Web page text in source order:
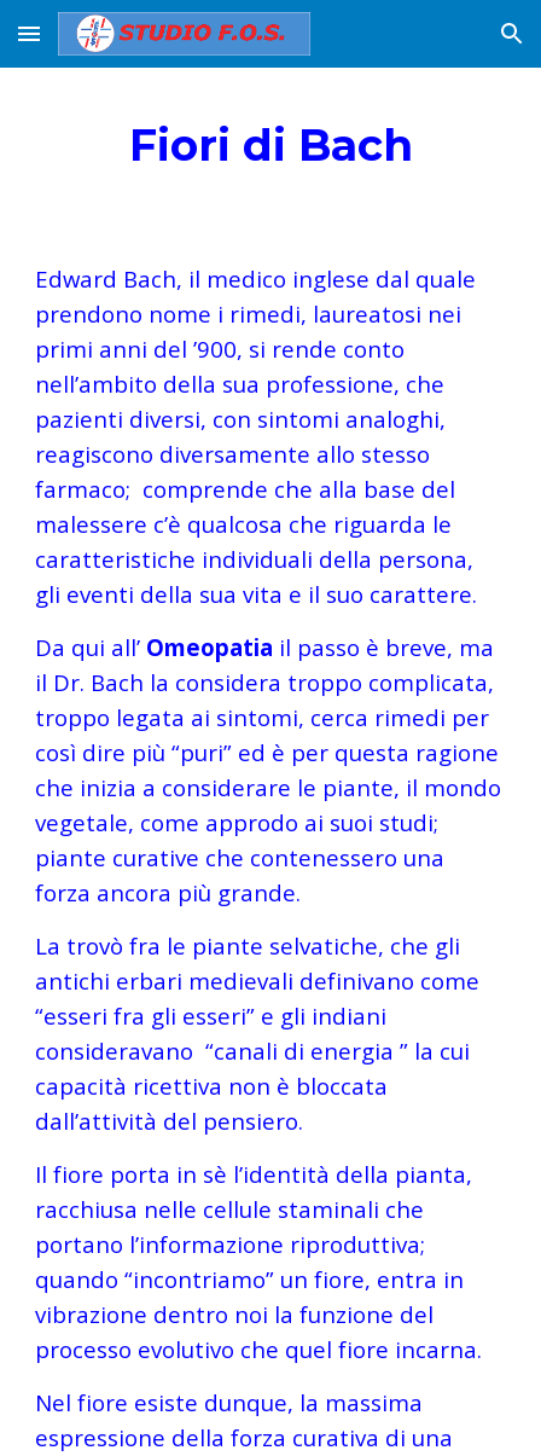
Skip to main content Skip to navigation
Fiori di Bach
Edward Bach, il medico inglese dal quale
prendono nome i rimedi, laureatosi nei
primi anni del ’900, si rende conto
nell’ambito della sua professione, che
pazienti diversi, con sintomi analoghi,
reagiscono diversamente allo stesso
farmaco;  comprende che alla base del
malessere c’è qualcosa che riguarda le
caratteristiche individuali della persona,
gli eventi della sua vita e il suo carattere.
Da qui all’ Omeopatia il passo è breve, ma
il Dr. Bach la considera troppo complicata,
troppo legata ai sintomi, cerca rimedi per
così dire più “puri” ed è per questa ragione
che inizia a considerare le piante, il mondo
vegetale, come approdo ai suoi studi;
piante curative che contenessero una
forza ancora più grande.
La trovò fra le piante selvatiche, che gli
antichi erbari medievali definivano come
“esseri fra gli esseri” e gli indiani
consideravano  “canali di energia ” la cui
capacità ricettiva non è bloccata
dall’attività del pensiero.
Il fiore porta in sè l’identità della pianta,
racchiusa nelle cellule staminali che
portano l’informazione riproduttiva;
quando “incontriamo” un fiore, entra in
vibrazione dentro noi la funzione del
processo evolutivo che quel fiore incarna.
Nel fiore esiste dunque, la massima
espressione della forza curativa di una